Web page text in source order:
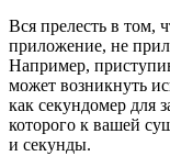
Вся прелесть в том,
приложение, не
Например,
может возникнуть
как секундомер для
которого к вашей
и секунды.